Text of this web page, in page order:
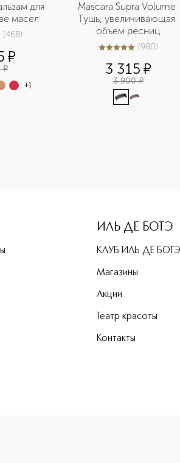
для
масел
(468)
¤
¤
+1
Mascara Supra Volume
Тушь, увеличивающая
объем ресниц
5из 5980 (980)
3 315 ¤
3 900 ¤
ИЛЬ ДЕ БОТЭ
КЛУБ ИЛЬ ДЕ БОТЭ
Магазины
Акции
Театр красоты
Контакты